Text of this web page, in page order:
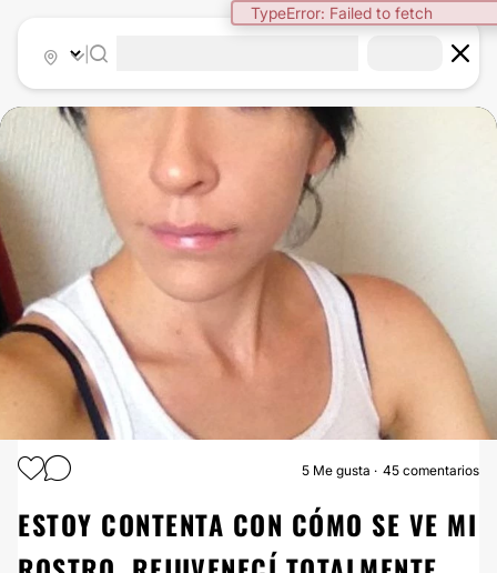
LIPOESCULTURA
5 Me gusta 45 comentarios
ESTOY CONTENTA CON CÓMO SE VE MI